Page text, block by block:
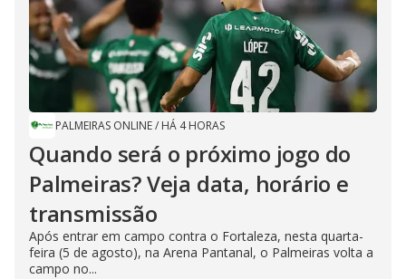
PALMEIRAS ONLINE/ HÁ 4 HORAS
Quando será o próximo jogo do
Palmeiras? Veja data, horário e
transmissão
Após entrar em campo contra o Fortaleza, nesta quarta-
feira (5 de agosto), na Arena Pantanal, o Palmeiras volta a
campo no...